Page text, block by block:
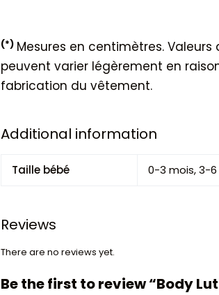
(*) Mesures en centimètres.
peuvent varier légèrement en
fabrication du vêtement.
Additional information
Taille bébé 0-3 mois, 3-6
Reviews
There are no reviews yet.
Be the first to review “Body